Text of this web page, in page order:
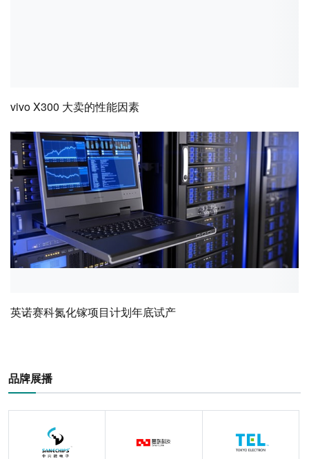
vivo X300 大卖的性能因素
英诺赛科氮化镓项目计划年底试产
品牌展播